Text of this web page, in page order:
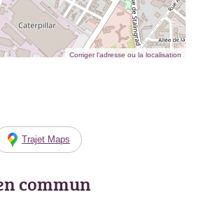
Corriger l’adresse ou la localisation
Trajet Maps
commun